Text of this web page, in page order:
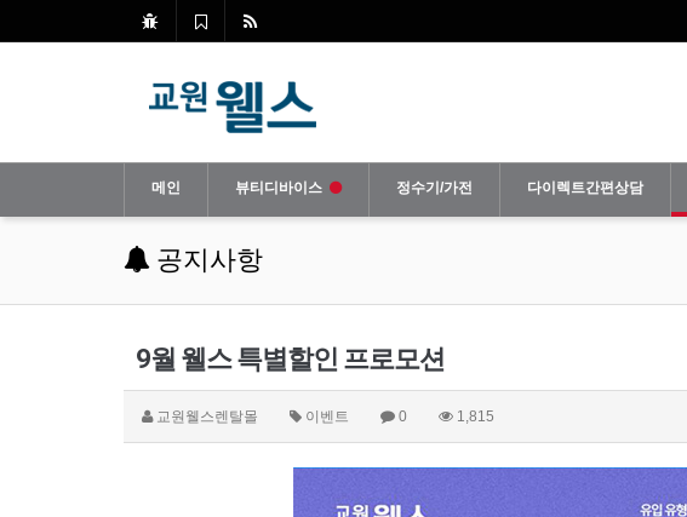
메인 뷰티디바이스 정수기/가전 다이렉트간편상담
공지사항
9월 웰스 특별할인 프로모션
교원웰스렌탈몰 이벤트 0 1,815